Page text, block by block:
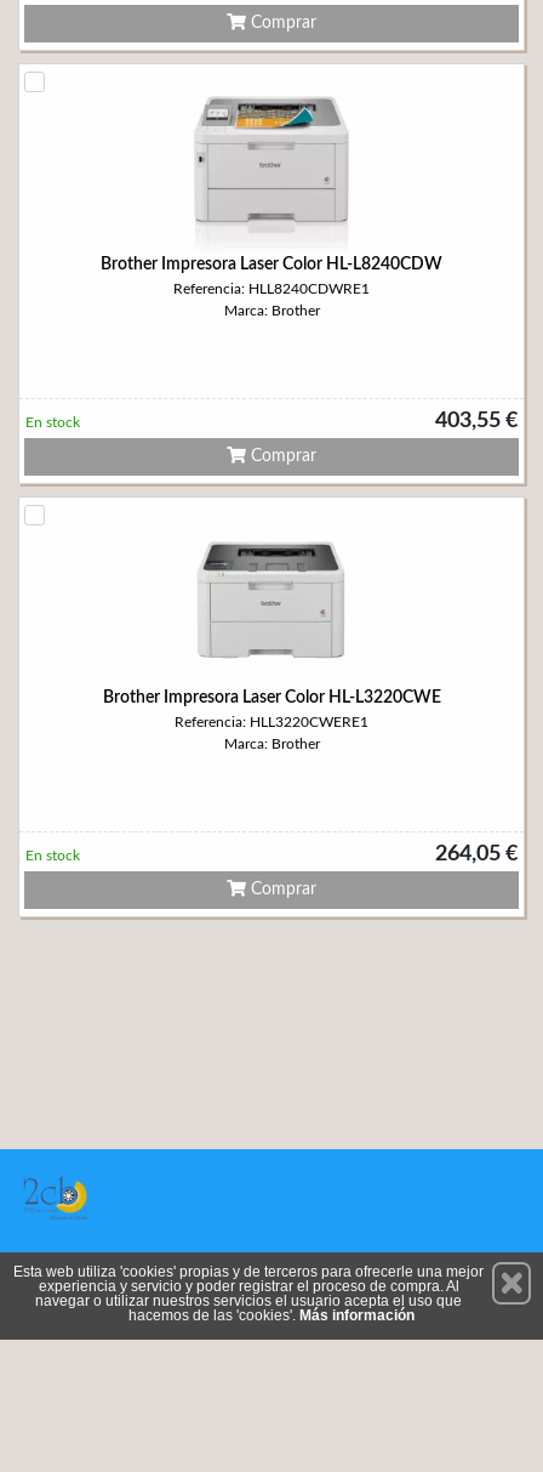
Comprar
Brother Impresora Laser Color HL-L8240CDW
Referencia: HLL8240CDWRE1
Marca: Brother
403,55 €
En stock
Comprar
Brother Impresora Laser Color HL-L3220CWE
Referencia: HLL3220CWERE1
Marca: Brother
264,05 €
En stock
Comprar
Suscríbete
Esta web utiliza 'cookies' propias y de terceros para ofrecerle una mejor
experiencia y servicio y poder registrar el proceso de compra. Al
navegar o utilizar nuestros servicios el usuario acepta el uso que
hacemos de las 'cookies'. Más información